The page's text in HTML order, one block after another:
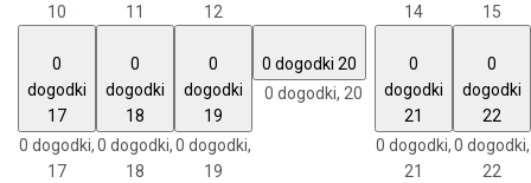
10
11
12
14
15
0
dogodki
17
0 dogodki,
17
0
dogodki
18
0 dogodki,
18
0
dogodki
19
0 dogodki,
19
0 dogodki 20
0 dogodki, 20
0
dogodki
21
0 dogodki,
21
0
dogodki
22
0 dogodki,
22